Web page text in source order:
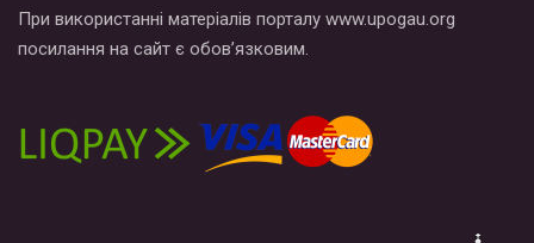
При використанні матеріалів порталу www.upogau.org
посилання на сайт є обов’язковим.